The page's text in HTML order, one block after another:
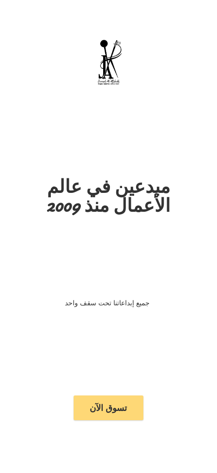
مبدعين في عالم
الأعمال منذ 2009
تسوق الآن